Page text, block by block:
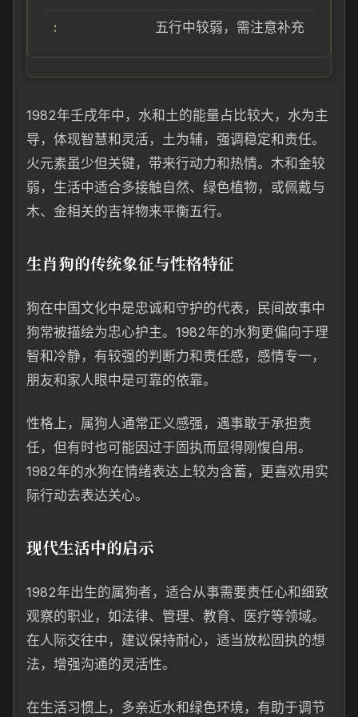
五行中较弱，需注意补充
1982年壬戌年中，水和土的能量占比较大，水为主
导，体现智慧和灵活，土为辅，强调稳定和责任。
火元素虽少但关键，带来行动力和热情。木和金较
弱，生活中适合多接触自然、绿色植物，或佩戴与
木、金相关的吉祥物来平衡五行。
生肖狗的传统象征与性格特征
狗在中国文化中是忠诚和守护的代表，民间故事中
狗常被描绘为忠心护主。1982年的水狗更偏向于理
智和冷静，有较强的判断力和责任感，感情专一，
朋友和家人眼中是可靠的依靠。
性格上，属狗人通常正义感强，遇事敢于承担责
任，但有时也可能因过于固执而显得刚愎自用。
1982年的水狗在情绪表达上较为含蓄，更喜欢用实
际行动去表达关心。
现代生活中的启示
1982年出生的属狗者，适合从事需要责任心和细致
观察的职业，如法律、管理、教育、医疗等领域。
在人际交往中，建议保持耐心，适当放松固执的想
法，增强沟通的灵活性。
在生活习惯上，多亲近水和绿色环境，有助于调节